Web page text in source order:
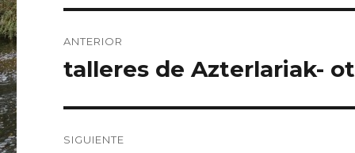
de
ANTERIOR
Entrada
talleres de Azterlariak-
SIGUIENTE